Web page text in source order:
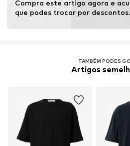
Compra este artigo agora e
que podes trocar por descontos.
TAMBÉM PODES
Artigos